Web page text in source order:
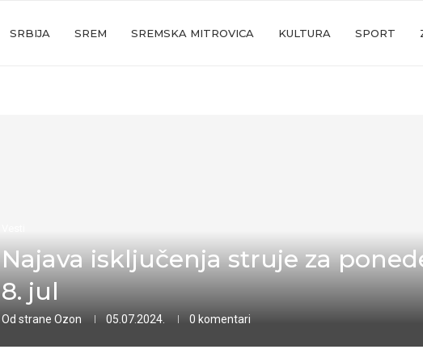
SRBIJA SREM SREMSKA MITROVICA KULTURA SPORT
Najava isključenja struje za
8. jul
Od strane Ozon 05.07.2024. 0 komentari